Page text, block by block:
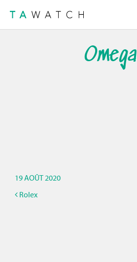
Omega
19 AOÛT 2020
Rolex